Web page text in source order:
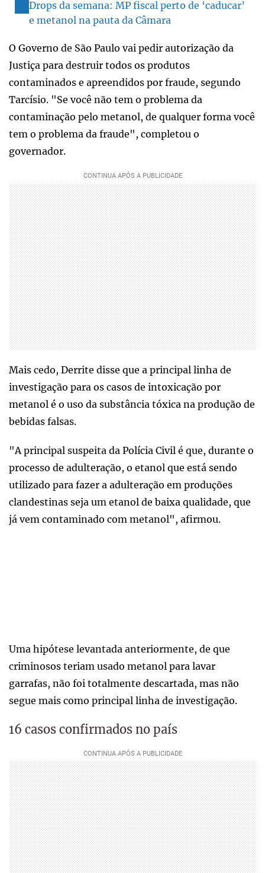
Drops da semana: MP fiscal perto de ‘caducar’
e metanol na pauta da Câmara
O Governo de São Paulo vai pedir autorização da
Justiça para destruir todos os produtos
contaminados e apreendidos por fraude, segundo
Tarcísio. "Se você não tem o problema da
contaminação pelo metanol, de qualquer forma você
tem o problema da fraude", completou o
governador.
Mais cedo, Derrite disse que a principal linha de
investigação para os casos de intoxicação por
metanol é o uso da substância tóxica na produção de
bebidas falsas.
"A principal suspeita da Polícia Civil é que, durante o
processo de adulteração, o etanol que está sendo
utilizado para fazer a adulteração em produções
clandestinas seja um etanol de baixa qualidade, que
já vem contaminado com metanol", afirmou.
Uma hipótese levantada anteriormente, de que
criminosos teriam usado metanol para lavar
garrafas, não foi totalmente descartada, mas não
segue mais como principal linha de investigação.
16 casos confirmados no país